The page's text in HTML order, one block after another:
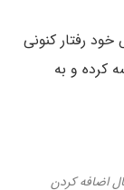
رفتار کنونی
آنها در سال ۲۰۲۰ مقایسه کرده و به
اضافه کردن